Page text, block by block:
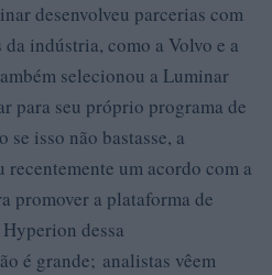
desenvolveu parcerias com
indústria, como a Volvo e a
selecionou a Luminar
para seu próprio programa de
isso não bastasse, a
um acordo com a
promover a plataforma de
dessa
é grande; analistas vêem